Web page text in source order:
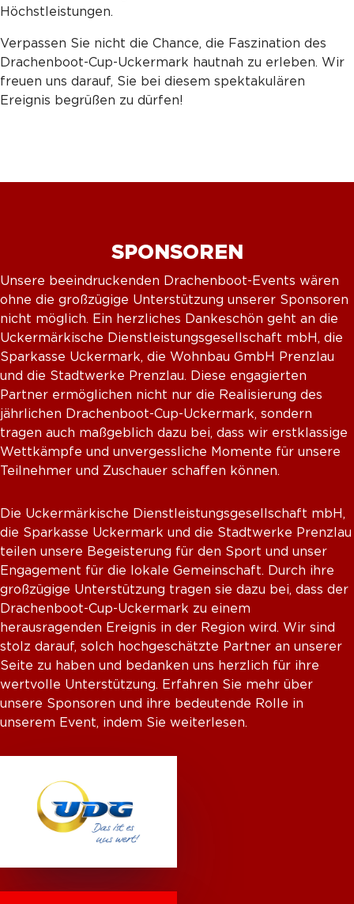
Höchstleistungen.
Verpassen Sie nicht die Chance, die Faszination des
Drachenboot-Cup-Uckermark hautnah zu erleben. Wir
freuen uns darauf, Sie bei diesem spektakulären
Ereignis begrüßen zu dürfen!
SPONSOREN
Unsere beeindruckenden Drachenboot-Events wären
ohne die großzügige Unterstützung unserer Sponsoren
nicht möglich. Ein herzliches Dankeschön geht an die
Uckermärkische Dienstleistungsgesellschaft mbH, die
Sparkasse Uckermark, die Wohnbau GmbH Prenzlau
und die Stadtwerke Prenzlau. Diese engagierten
Partner ermöglichen nicht nur die Realisierung des
jährlichen Drachenboot-Cup-Uckermark, sondern
tragen auch maßgeblich dazu bei, dass wir erstklassige
Wettkämpfe und unvergessliche Momente für unsere
Teilnehmer und Zuschauer schaffen können.
Die Uckermärkische Dienstleistungsgesellschaft mbH,
die Sparkasse Uckermark und die Stadtwerke Prenzlau
teilen unsere Begeisterung für den Sport und unser
Engagement für die lokale Gemeinschaft. Durch ihre
großzügige Unterstützung tragen sie dazu bei, dass der
Drachenboot-Cup-Uckermark zu einem
herausragenden Ereignis in der Region wird. Wir sind
stolz darauf, solch hochgeschätzte Partner an unserer
Seite zu haben und bedanken uns herzlich für ihre
wertvolle Unterstützung. Erfahren Sie mehr über
unsere Sponsoren und ihre bedeutende Rolle in
unserem Event, indem Sie weiterlesen.